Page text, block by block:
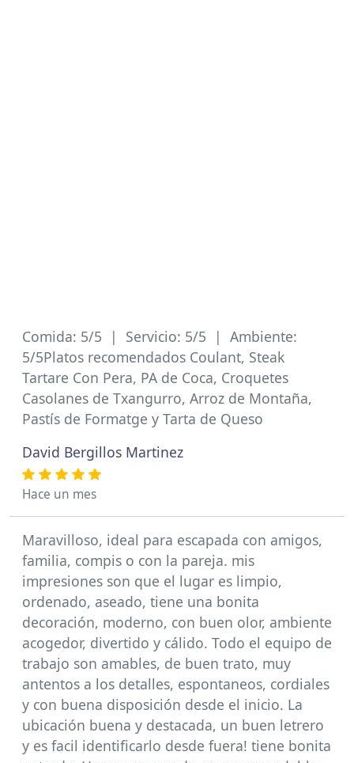
Comida: 5/5 | Servicio: 5/5 | Ambiente:
5/5Platos recomendados Coulant, Steak
Tartare Con Pera, PA de Coca, Croquetes
Casolanes de Txangurro, Arroz de Montaña,
Pastís de Formatge y Tarta de Queso
David Bergillos Martinez
Hace un mes
Maravilloso, ideal para escapada con amigos,
familia, compis o con la pareja. mis
impresiones son que el lugar es limpio,
ordenado, aseado, tiene una bonita
decoración, moderno, con buen olor, ambiente
acogedor, divertido y cálido. Todo el equipo de
trabajo son amables, de buen trato, muy
antentos a los detalles, espontaneos, cordiales
y con buena disposición desde el inicio. La
ubicación buena y destacada, un buen letrero
y es facil identificarlo desde fuera! tiene bonita